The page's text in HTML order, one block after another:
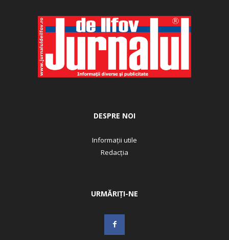
DESPRE NOI
Informații utile
Redacția
URMĂRIȚI-NE